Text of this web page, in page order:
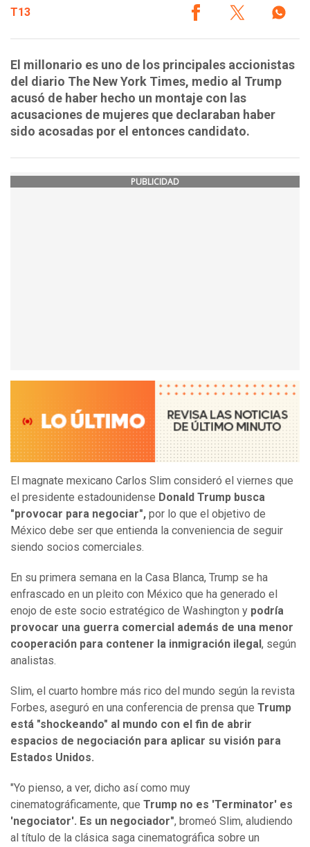
T13
El millonario es uno de los principales accionistas
del diario The New York Times, medio al Trump
acusó de haber hecho un montaje con las
acusaciones de mujeres que declaraban haber
sido acosadas por el entonces candidato.
PUBLICIDAD
El magnate mexicano Carlos Slim consideró el viernes que
el presidente estadounidense Donald Trump busca
"provocar para negociar", por lo que el objetivo de
México debe ser que entienda la conveniencia de seguir
siendo socios comerciales.
En su primera semana en la Casa Blanca, Trump se ha
enfrascado en un pleito con México que ha generado el
enojo de este socio estratégico de Washington y podría
provocar una guerra comercial además de una menor
cooperación para contener la inmigración ilegal , según
analistas.
Slim, el cuarto hombre más rico del mundo según la revista
Forbes, aseguró en una conferencia de prensa que Trump
está "shockeando" al mundo con el fin de abrir
espacios de negociación para aplicar su visión para
Estados Unidos.
"Yo pienso, a ver, dicho así como muy
cinematográficamente, que Trump no es 'Terminator' es
'negociator'. Es un negociador", bromeó Slim, aludiendo
al título de la clásica saga cinematográfica sobre un